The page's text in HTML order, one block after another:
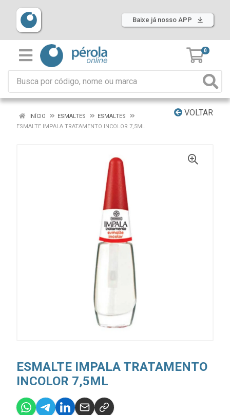
Baixe já nosso APP
0
VOLTAR
INÍCIO ESMALTES
ESMALTES
ESMALTE IMPALA TRATAMENTO INCOLOR 7,5ML
ESMALTE IMPALA TRATAMENTO
INCOLOR 7,5ML